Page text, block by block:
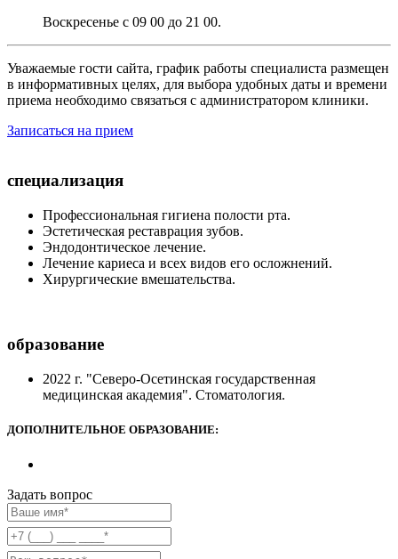
Воскресенье с 09 00 до 21 00.
Уважаемые гости сайта, график работы специалиста размещен
в информативных целях, для выбора удобных даты и времени
приема необходимо связаться с администратором клиники.
Записаться на прием
специализация
Профессиональная гигиена полости рта.
Эстетическая реставрация зубов.
Эндодонтическое лечение.
Лечение кариеса и всех видов его осложнений.
Хирургические вмешательства.
образование
2022 г. "Северо-Осетинская государственная
медицинская академия". Стоматология.
ДОПОЛНИТЕЛЬНОЕ ОБРАЗОВАНИЕ:
Задать вопрос